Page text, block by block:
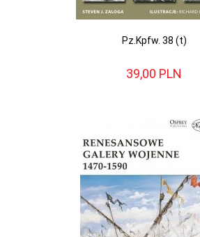
Pz.Kpfw. 38 (t)
39,00 PLN